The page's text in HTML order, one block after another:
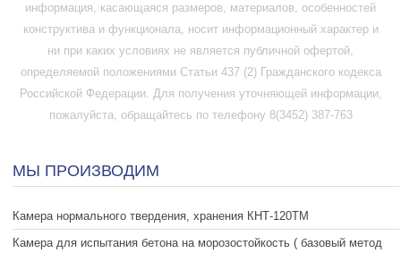
информация, касающаяся размеров, материалов, особенностей
конструктива и функционала, носит информационный характер и
ни при каких условиях не является публичной офертой,
определяемой положениями Статьи 437 (2) Гражданского кодекса
Российской Федерации. Для получения уточняющей информации,
пожалуйста, обращайтесь по телефону 8(3452) 387-763
МЫ ПРОИЗВОДИМ
Камера нормального твердения, хранения КНТ-120ТМ
Камера для испытания бетона на морозостойкость ( базовый метод